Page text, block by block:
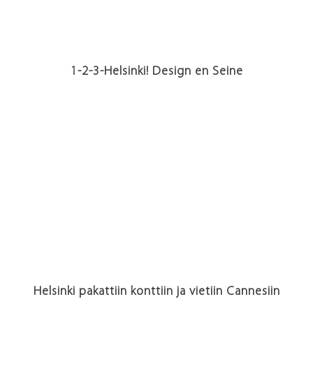
1-2-3-Helsinki! Design en Seine
Helsinki pakattiin konttiin ja vietiin Cannesiin